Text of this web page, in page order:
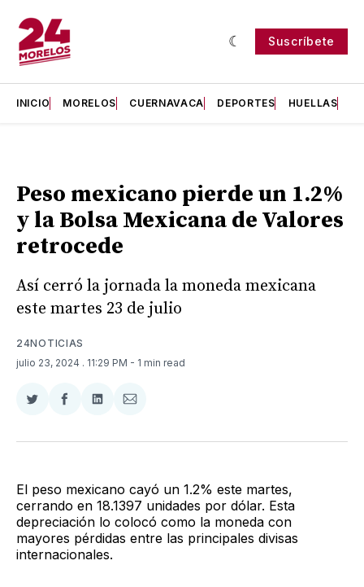
Suscríbete
INICIO MORELOS CUERNAVACA DEPORTES HUELLAS
Peso mexicano pierde un 1.2%
y la Bolsa Mexicana de Valores
retrocede
Así cerró la jornada la moneda mexicana
este martes 23 de julio
24NOTICIAS
julio 23, 2024 . 11:29 PM - 1 min read
Compartir
Twitter
Compartir
Facebook
Compartir
LinkedIn
Compartir
Email
El peso mexicano cayó un 1.2% este martes,
cerrando en 18.1397 unidades por dólar. Esta
depreciación lo colocó como la moneda con
mayores pérdidas entre las principales divisas
internacionales.